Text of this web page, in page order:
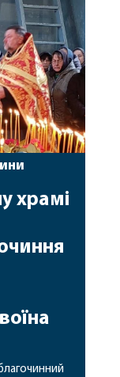
зниклим
храмі